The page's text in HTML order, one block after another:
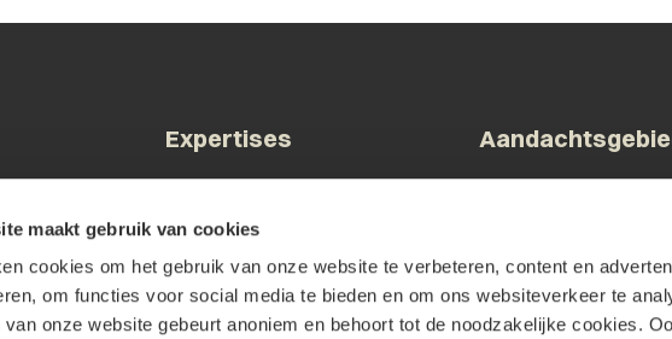
maakt gebruik van cookies
cookies om het gebruik van onze website te verbeteren, content en
om functies voor social media te bieden en om ons websiteverkeer te
onze website gebeurt anoniem en behoort tot de noodzakelijke cookies.
Expertises
Corporate & M&A
Faillissement &
Brainport & Innovatie
Familiebedrijven &